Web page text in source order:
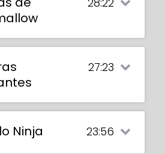
27:23
Ninja 23:56